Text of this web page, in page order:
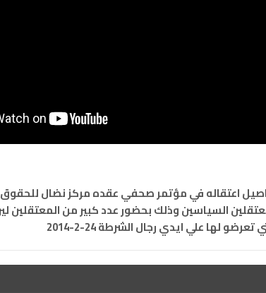
اعتقاله في مؤتمر صحفي عقده مركز نضال
السياسين وذلك بحضور عدد كبير من المعتقلين
تعرضو لها علي ايدي رجال الشرطة 24-2-2014